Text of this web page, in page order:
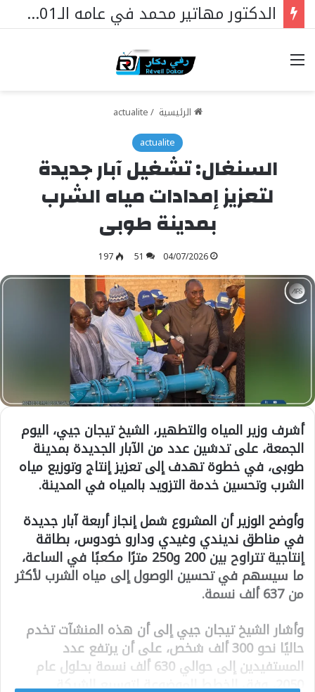
تيواوون : اللجنة العلمية للمولد النبوي تكشف الموضوع الرئيسي هذا العام
خيارات
الرئيسية /
actualite
actualite
السنغال: تشغيل آبار جديدة
لتعزيز إمدادات مياه الشرب
بمدينة طوبى
04/07/2026
51
197
أشرف وزير المياه والتطهير، الشيخ تيجان جيي، اليوم
الجمعة، على تدشين عدد من الآبار الجديدة بمدينة
طوبى، في خطوة تهدف إلى تعزيز إنتاج وتوزيع مياه
الشرب وتحسين خدمة التزويد بالمياه في المدينة.
وأوضح الوزير أن المشروع شمل إنجازأربعة آبار جديدة
في مناطق نديندي وغيدي ودارو خودوس، بطاقة
إنتاجية تتراوح بين200 و250 مترًا مكعبًا في الساعة ،
ما سيسهم في تحسين الوصول إلى مياه الشرب لأكثر
من637 ألف نسمة
.
وأشار الشيخ تيجان جيي إلى أن هذه المنشآت تخدم
حاليًا نحو 300 ألف شخص ، على أن يرتفع عدد
المستفيدين إلى حوالي 630 ألف نسمة بحلول عام
2050، وفق الخطط الموضوعة لتوسيع الشبكة.